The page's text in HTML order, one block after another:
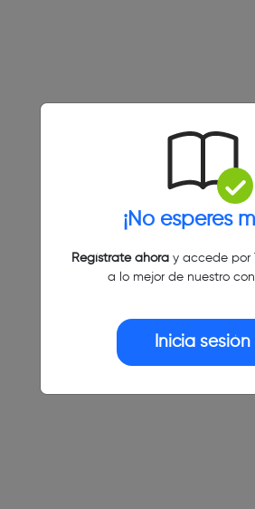
¡No esperes
Regístrate ahoray accede por
a lo mejor de nuestro
Inicia sesión